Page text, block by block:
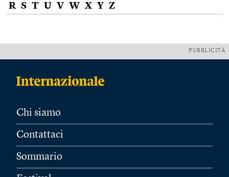
R S T U V W X Y Z
PUBBLICITÀ
Chi siamo
Contattaci
Sommario